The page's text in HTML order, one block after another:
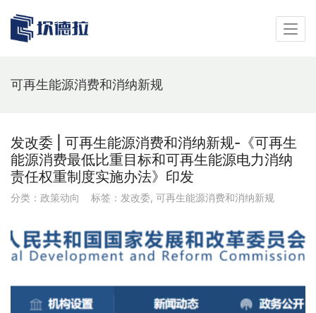
可再生能源消费和消纳新规
发改委 | 可再生能源消费和消纳新规-《可再生
能源消费最低比重目标和可再生能源电力消纳
责任权重制度实施办法》印发
分类： 政策动向 标签： 发改委, 可再生能源消费和消纳新规